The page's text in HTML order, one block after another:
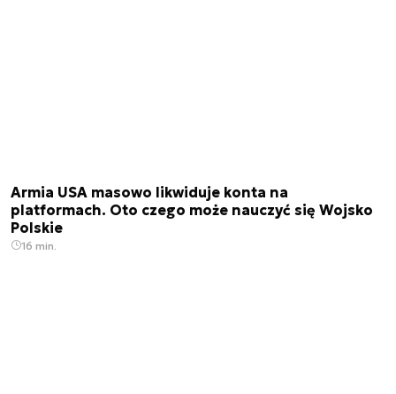
Armia USA masowo likwiduje konta na
platformach. Oto czego może nauczyć się Wojsko
Polskie
16 min.